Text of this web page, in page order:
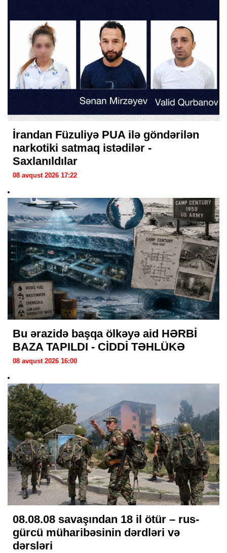
İrandan Füzuliyə PUA ilə göndərilən
narkotiki satmaq istədilər -
Saxlanıldılar
08 avqust 2026 17:22
Bu ərazidə başqa ölkəyə aid HƏRBİ
BAZA TAPILDI - CİDDİ TƏHLÜKƏ
08 avqust 2026 16:00
08.08.08 savaşından 18 il ötür – rus-
gürcü müharibəsinin dərdləri və
dərsləri